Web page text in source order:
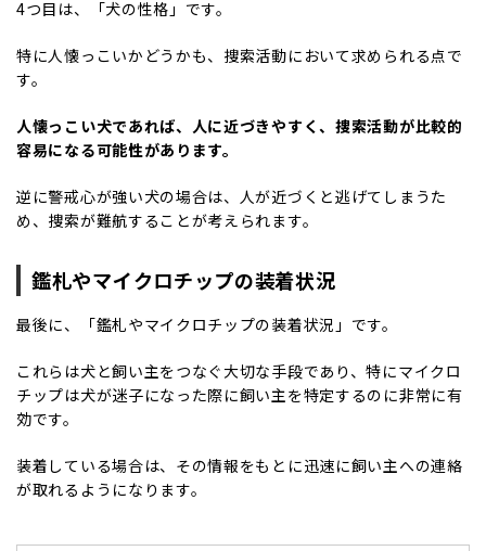
4つ目は、「犬の性格」です。
特に人懐っこいかどうかも、捜索活動において求められる点で
す。
人懐っこい犬であれば、人に近づきやすく、捜索活動が比較的
容易になる可能性があります。
逆に警戒心が強い犬の場合は、人が近づくと逃げてしまうた
め、捜索が難航することが考えられます。
鑑札やマイクロチップの装着状況
最後に、「鑑札やマイクロチップの装着状況」です。
これらは犬と飼い主をつなぐ大切な手段であり、特にマイクロ
チップは犬が迷子になった際に飼い主を特定するのに非常に有
効です。
装着している場合は、その情報をもとに迅速に飼い主への連絡
が取れるようになります。